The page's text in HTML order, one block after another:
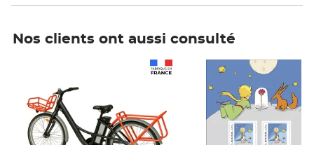
Nos clients ont aussi consulté
Prix 7,50€